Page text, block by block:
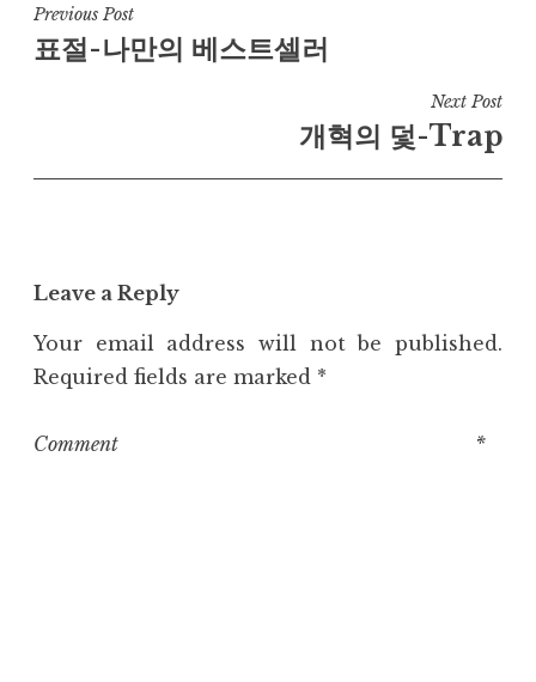
Post
navigation
Previous Post
표절-나만의 베스트셀러
Next Post
개혁의 덫-Trap
Leave a Reply
Your email address will not be published.
Required fields are marked *
Comment *